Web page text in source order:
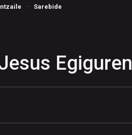
· Sarebide
Egiguren